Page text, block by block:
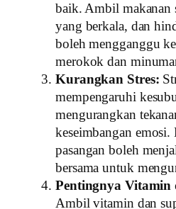
baik. Ambil makanan
yang berkala, dan
boleh mengganggu
merokok dan
Kurangkan Stres:
mempengaruhi
mengurangkan
keseimbangan emosi.
pasangan boleh
bersama untuk
Pentingnya Vitamin
Ambil vitamin dan